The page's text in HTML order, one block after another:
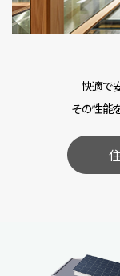
快適で
その性能